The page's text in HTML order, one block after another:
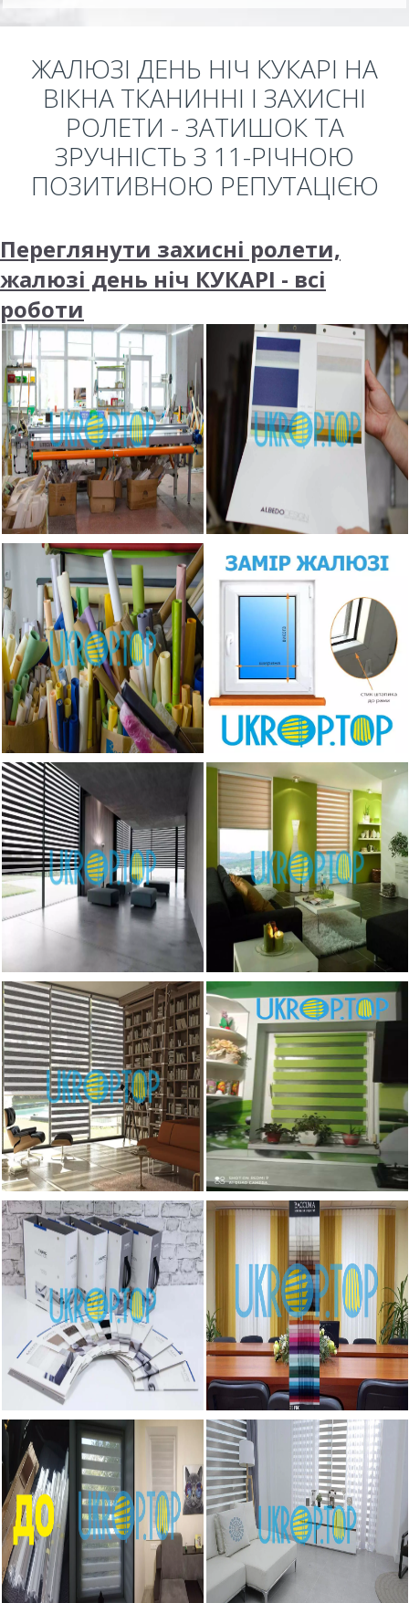
ЖАЛЮЗІ ДЕНЬ НІЧ КУКАРІ НА
ВІКНА ТКАНИННІ І ЗАХИСНІ
РОЛЕТИ - ЗАТИШОК ТА
ЗРУЧНІСТЬ З 11-РІЧНОЮ
ПОЗИТИВНОЮ РЕПУТАЦІЄЮ
Переглянути захисні ролети,
жалюзі день ніч КУКАРІ - всі
роботи